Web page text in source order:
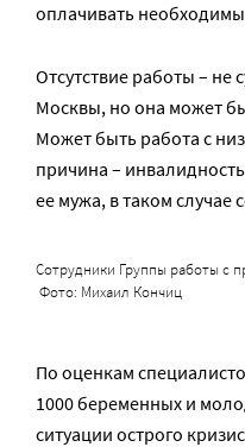
оплачивать
Отсутствие работы – не
Москвы, но она может
Может быть работа с
причина –
ее мужа, в таком случае
Сотрудники Группы работы с
Фото: Михаил Кончиц
По оценкам
1000 беременных и
ситуации острого